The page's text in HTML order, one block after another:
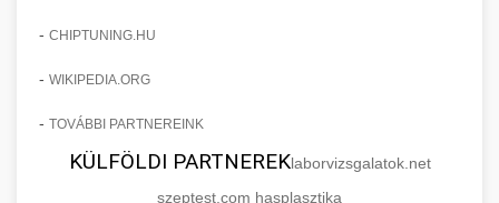
- CHIPTUNING.HU
- WIKIPEDIA.ORG
- TOVÁBBI PARTNEREINK
KÜLFÖLDI PARTNEREKlaborvizsgalatok.net
szeptest.com hasplasztika